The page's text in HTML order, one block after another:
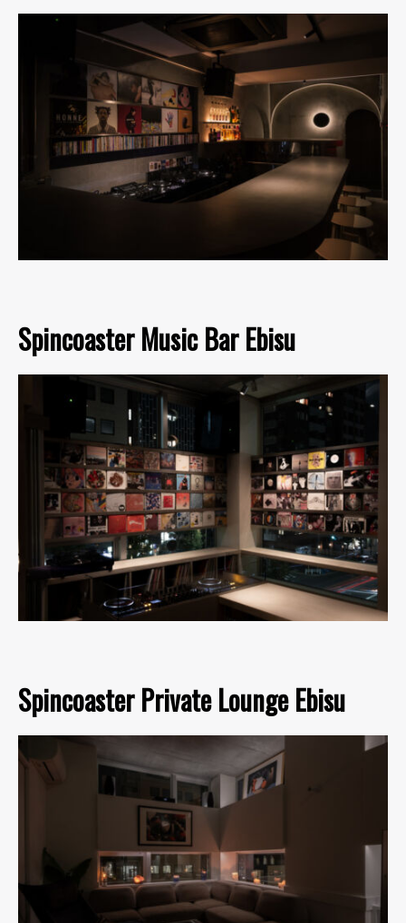
Spincoaster Music Bar Ebisu
Spincoaster Private Lounge Ebisu